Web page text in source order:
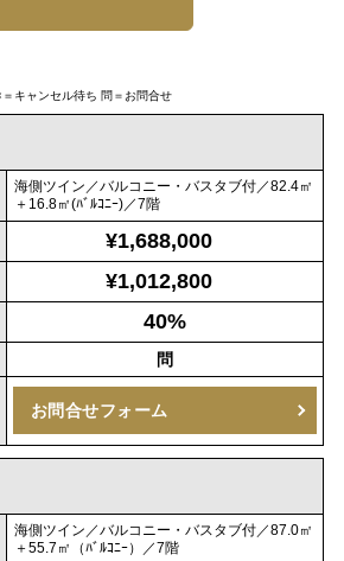
＝キャンセル待ち 問＝お問合せ
海側ツイン／バルコニー・バスタブ付／82.4㎡
＋16.8㎡(ﾊﾞﾙｺﾆｰ)／7階
¥1,688,000
¥1,012,800
40%
問
お問合せフォーム
海側ツイン／バルコニー・バスタブ付／87.0㎡
＋55.7㎡（ﾊﾞﾙｺﾆｰ）／7階